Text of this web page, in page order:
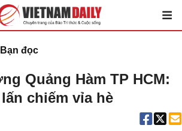
đọc
Quảng Hàm TP HCM:
chiếm vỉa hè